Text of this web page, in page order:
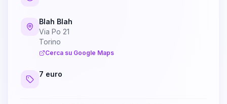
Blah Blah
Via Po 21
Torino
Cerca su Google Maps
7 euro